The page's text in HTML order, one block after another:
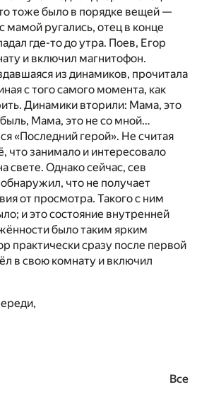
тоже было в порядке вещей —
мамой ругались, отец в конце
где-то до утра. Поев, Егор
и включил магнитофон.
из динамиков, прочитала
с того самого момента, как
Динамики вторили: Мама, это
Мама, это не со мной…
«Последний герой». Не считая
что занимало и интересовало
свете. Однако сейчас, сев
что не получает
от просмотра. Такого с ним
и это состояние внутренней
было таким ярким
практически сразу после первой
в свою комнату и включил
Все